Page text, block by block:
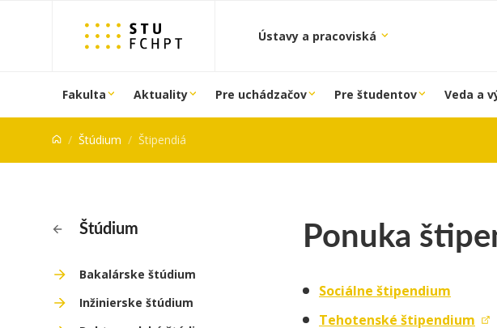
Ústavy a pracoviská
Fakulta Aktuality Pre uchádzačov Pre študentov Veda a
Štúdium Štipendiá
Štúdium
Bakalárske štúdium
Inžinierske štúdium
Ponuka
Sociálne štipendium
Tehotenské štipendium